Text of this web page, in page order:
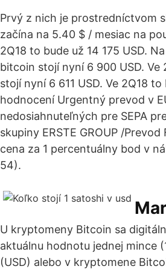
Prvý z nich je prostredníctvom
začína na 5.40 $ / mesiac na
2Q18 to bude už 14 175 USD.
bitcoin stojí nyní 6 900 USD. Ve
stojí nyní 6 611 USD. Ve 2Q18
hodnocení Urgentný prevod v
nedosiahnuteľných pre SEPA
skupiny ERSTE GROUP /
cena za 1 percentuálny bod v
54).
U kryptomeny Bitcoin sa
aktuálnu hodnotu jednej mince
(USD) alebo v kryptomene